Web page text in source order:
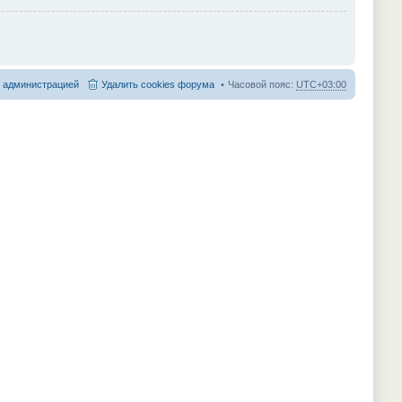
Часовой пояс: UTC+03:00
Удалить cookies форума
администрацией